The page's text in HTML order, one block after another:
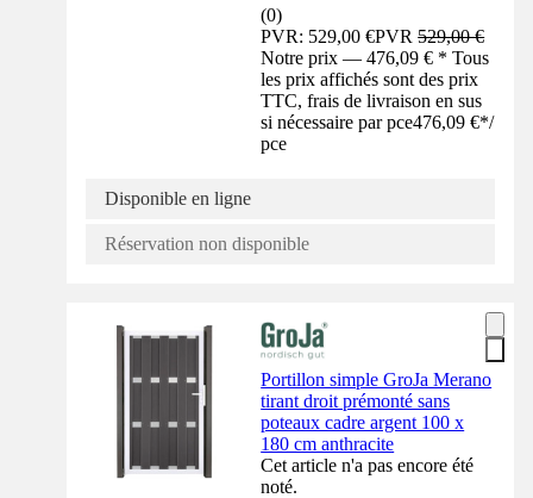
(0)
PVR: 529,00 €PVR529,00 €
Notre prix — 476,09 € * Tous
les prix affichés sont des prix
TTC, frais de livraison en sus
si nécessaire par pce476,09 €*/
pce
Disponible en ligne
Réservation non disponible
Portillon simple GroJa Merano
tirant droit prémonté sans
poteaux cadre argent 100 x
180 cm anthracite
Cet article n'a pas encore été
noté.